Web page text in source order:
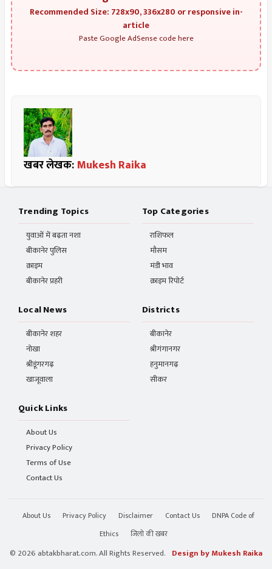
Recommended Size: 728x90, 336x280 or responsive in-
article
Paste Google AdSense code here
खबर लेखक: Mukesh Raika
Trending Topics
युवाओं में बढ़ता नशा
बीकानेर पुलिस
क्राइम
बीकानेर प्रहरी
Top Categories
राशिफल
मौसम
मंडी भाव
क्राइम रिपोर्ट
Local News
बीकानेर शहर
नोखा
श्रीडूंगरगढ़
खाजूवाला
Districts
बीकानेर
श्रीगंगानगर
हनुमानगढ़
सीकर
Quick Links
About Us
Privacy Policy
Terms of Use
Contact Us
About Us Privacy Policy Disclaimer Contact Us
DNPA Code of
Ethics
जिलो की खबर
© 2026 abtakbharat.com. All Rights Reserved. Design by Mukesh Raika